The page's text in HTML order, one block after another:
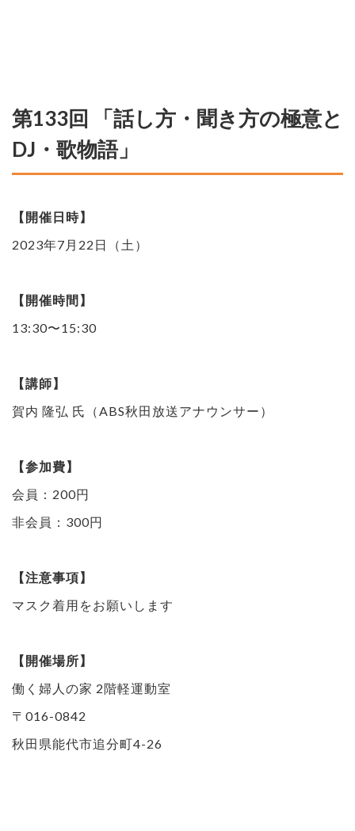
第133回 「話し方・聞き方の極意と
DJ・歌物語」
【開催日時】
2023年7月22日（土）
【開催時間】
13:30〜15:30
【講師】
賀内 隆弘 氏（ABS秋田放送アナウンサー）
【参加費】
会員：200円
非会員：300円
【注意事項】
マスク着用をお願いします
【開催場所】
働く婦人の家 2階軽運動室
〒016-0842
秋田県能代市追分町4-26